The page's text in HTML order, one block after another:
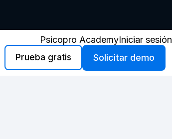
Psicopro AcademyIniciar sesión
Prueba gratis Solicitar demo